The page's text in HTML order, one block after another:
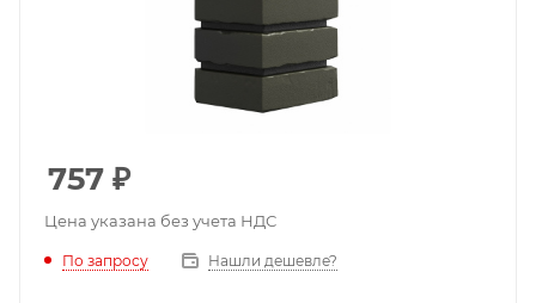
757 ₽
Цена указана без учета НДС
По запросу Нашли дешевле?